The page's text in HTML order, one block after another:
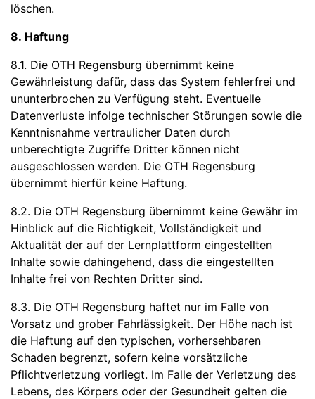
löschen.
8. Haftung
8.1. Die OTH Regensburg übernimmt keine
Gewährleistung dafür, dass das System fehlerfrei und
ununterbrochen zu Verfügung steht. Eventuelle
Datenverluste infolge technischer Störungen sowie die
Kenntnisnahme vertraulicher Daten durch
unberechtigte Zugriffe Dritter können nicht
ausgeschlossen werden. Die OTH Regensburg
übernimmt hierfür keine Haftung.
8.2. Die OTH Regensburg übernimmt keine Gewähr im
Hinblick auf die Richtigkeit, Vollständigkeit und
Aktualität der auf der Lernplattform eingestellten
Inhalte sowie dahingehend, dass die eingestellten
Inhalte frei von Rechten Dritter sind.
8.3. Die OTH Regensburg haftet nur im Falle von
Vorsatz und grober Fahrlässigkeit. Der Höhe nach ist
die Haftung auf den typischen, vorhersehbaren
Schaden begrenzt, sofern keine vorsätzliche
Pflichtverletzung vorliegt. Im Falle der Verletzung des
Lebens, des Körpers oder der Gesundheit gelten die